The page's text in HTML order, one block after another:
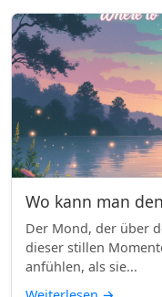
Wo kann man
Der Mond, der über
dieser stillen
anfühlen, als sie...